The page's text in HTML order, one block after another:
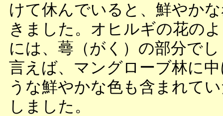
けて休んでいると、鮮やか
きました。オヒルギの花の
には、蕚（がく）の部分で
言えば、マングローブ林に
うな鮮やかな色も含まれて
しました。